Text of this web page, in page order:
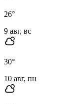
26°
9 авг, вс
30°
10 авг, пн